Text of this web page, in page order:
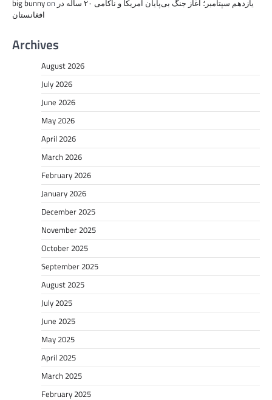
big bunnyon یازدهم سپتامبر؛ آغاز جنگ بی‌پایان آمریکا و ناکامی ۲۰ ساله در
افغانستان
Archives
August 2026
July 2026
June 2026
May 2026
April 2026
March 2026
February 2026
January 2026
December 2025
November 2025
October 2025
September 2025
August 2025
July 2025
June 2025
May 2025
April 2025
March 2025
February 2025